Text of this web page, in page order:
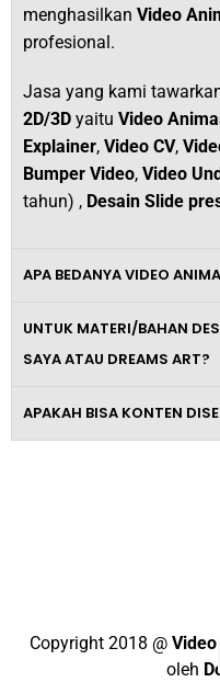
menghasilkan Video
profesional.
Jasa yang kami
2D/3D yaitu Video
Explainer, Video CV,
Bumper Video, Video
tahun) , Desain Slide
APA BEDANYA VIDEO
UNTUK MATERI/BAHAN
SAYA ATAU DREAMS ART?
APAKAH BISA KONTEN
Copyright 2018 @
oleh